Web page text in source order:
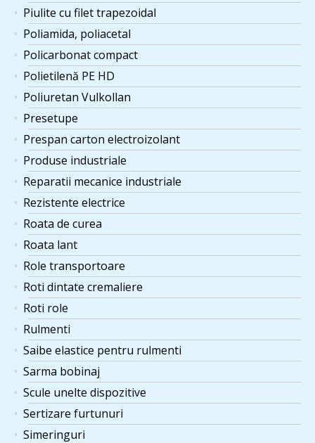
Piulite cu filet trapezoidal
Poliamida, poliacetal
Policarbonat compact
Polietilenă PE HD
Poliuretan Vulkollan
Presetupe
Prespan carton electroizolant
Produse industriale
Reparatii mecanice industriale
Rezistente electrice
Roata de curea
Roata lant
Role transportoare
Roti dintate cremaliere
Roti role
Rulmenti
Saibe elastice pentru rulmenti
Sarma bobinaj
Scule unelte dispozitive
Sertizare furtunuri
Simeringuri